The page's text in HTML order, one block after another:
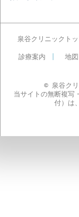
泉谷クリニックト
診療案内 地
© 泉谷ク
当サイトの無断複写
付）は